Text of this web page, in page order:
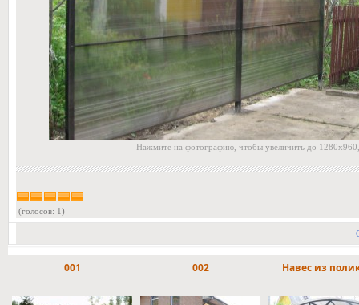
Нажмите на фотографию, чтобы увеличить до
(голосов: 1)
001 002 Навес из